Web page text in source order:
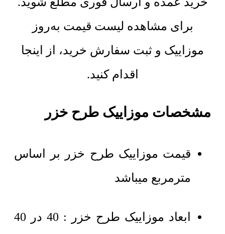
برای مشاهده لیست قیمت به‌روز
موزاییک و ثبت سفارش خرید، از اینجا
اقدام کنید.
مشخصات موزاییک طرح خزر
قیمت موزاییک طرح خزر بر اساس
مترمربع میباشد
ابعاد موزاییک طرح خزر
: 40 در 40